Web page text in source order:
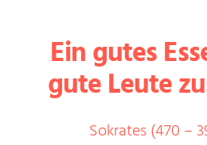
Ein gutes
gute Leute
Sokrates (470 –